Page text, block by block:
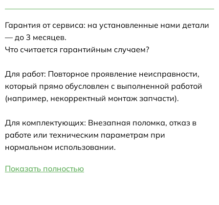
Гарантия от сервиса: на установленные нами детали
— до 3 месяцев.
Что считается гарантийным случаем?
Для работ: Повторное проявление неисправности,
который прямо обусловлен с выполненной работой
(например, некорректный монтаж запчасти).
Для комплектующих: Внезапная поломка, отказ в
работе или техническим параметрам при
нормальном использовании.
Показать полностью